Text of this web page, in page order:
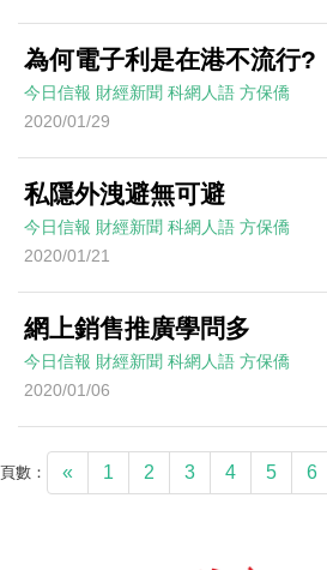
為何電子利是在港不流行?
今日信報 財經新聞 科網人語 方保僑
2020/01/29
私隱外洩避無可避
今日信報 財經新聞 科網人語 方保僑
2020/01/21
網上銷售推廣學問多
今日信報 財經新聞 科網人語 方保僑
2020/01/06
頁數： « 1 2 3 4 5 6